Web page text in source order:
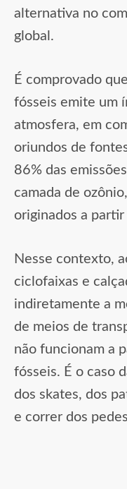
alternativa no
global.
É comprovado
fósseis emite um
atmosfera, em
oriundos de
86% das
camada de
originados a partir
Nesse contexto,
ciclofaixas e
indiretamente a
de meios de
não funcionam a
fósseis. É o caso
dos skates, dos
e correr dos